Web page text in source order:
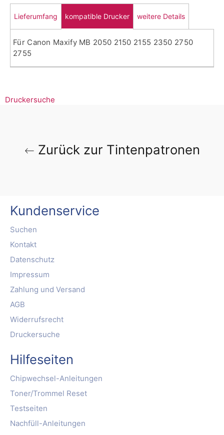
Lieferumfang kompatible Drucker weitere Details
Für Canon Maxify MB 2050 2150 2155 2350 2750
2755
Druckersuche
Zurück zur Tintenpatronen
Kundenservice
Suchen
Kontakt
Datenschutz
Impressum
Zahlung und Versand
AGB
Widerrufsrecht
Druckersuche
Hilfeseiten
Chipwechsel-Anleitungen
Toner/Trommel Reset
Testseiten
Nachfüll-Anleitungen